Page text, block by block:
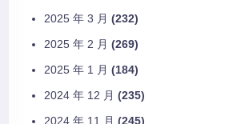
2025 年 3 月 (232)
2025 年 2 月 (269)
2025 年 1 月 (184)
2024 年 12 月 (235)
2024 年 11 月 (245)